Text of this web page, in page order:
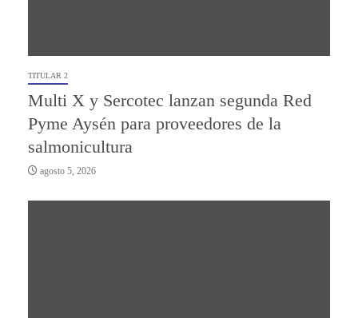
TITULAR 2
Multi X y Sercotec lanzan segunda Red
Pyme Aysén para proveedores de la
salmonicultura
agosto 5, 2026